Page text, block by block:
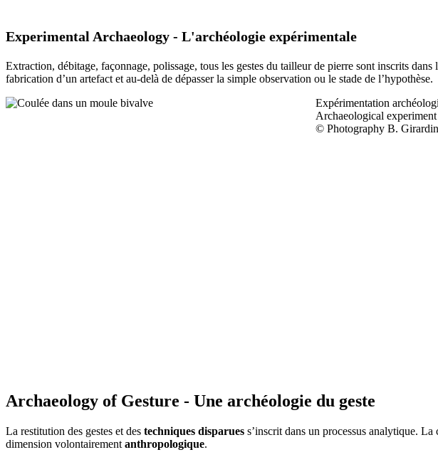
Experimental Archaeology - L'archéologie expérimentale
Extraction, débitage, façonnage, polissage, tous les gestes du tailleur de pierre sont inscrits
fabrication d’un artefact et au-delà de dépasser la simple observation ou le stade de l’hypothèse.
Expérimentation a
Archaeological
© Photography B. Girardin
Archaeology of Gesture - Une archéologie du geste
La restitution des gestes et des techniques disparues s’inscrit dans un processus analytique.
dimension volontairement anthropologique.